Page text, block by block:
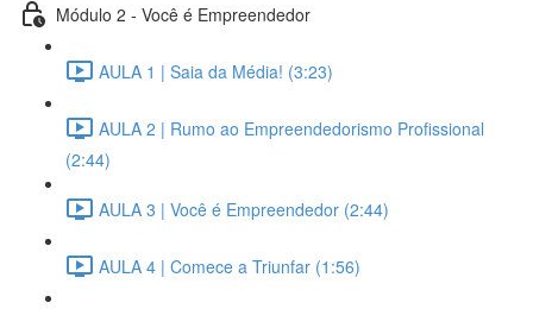
Módulo 2 - Você é Empreendedor
AULA 1 | Saia da Média! (3:23)
AULA 2 | Rumo ao Empreendedorismo Profissional
(2:44)
AULA 3 | Você é Empreendedor (2:44)
AULA 4 | Comece a Triunfar (1:56)